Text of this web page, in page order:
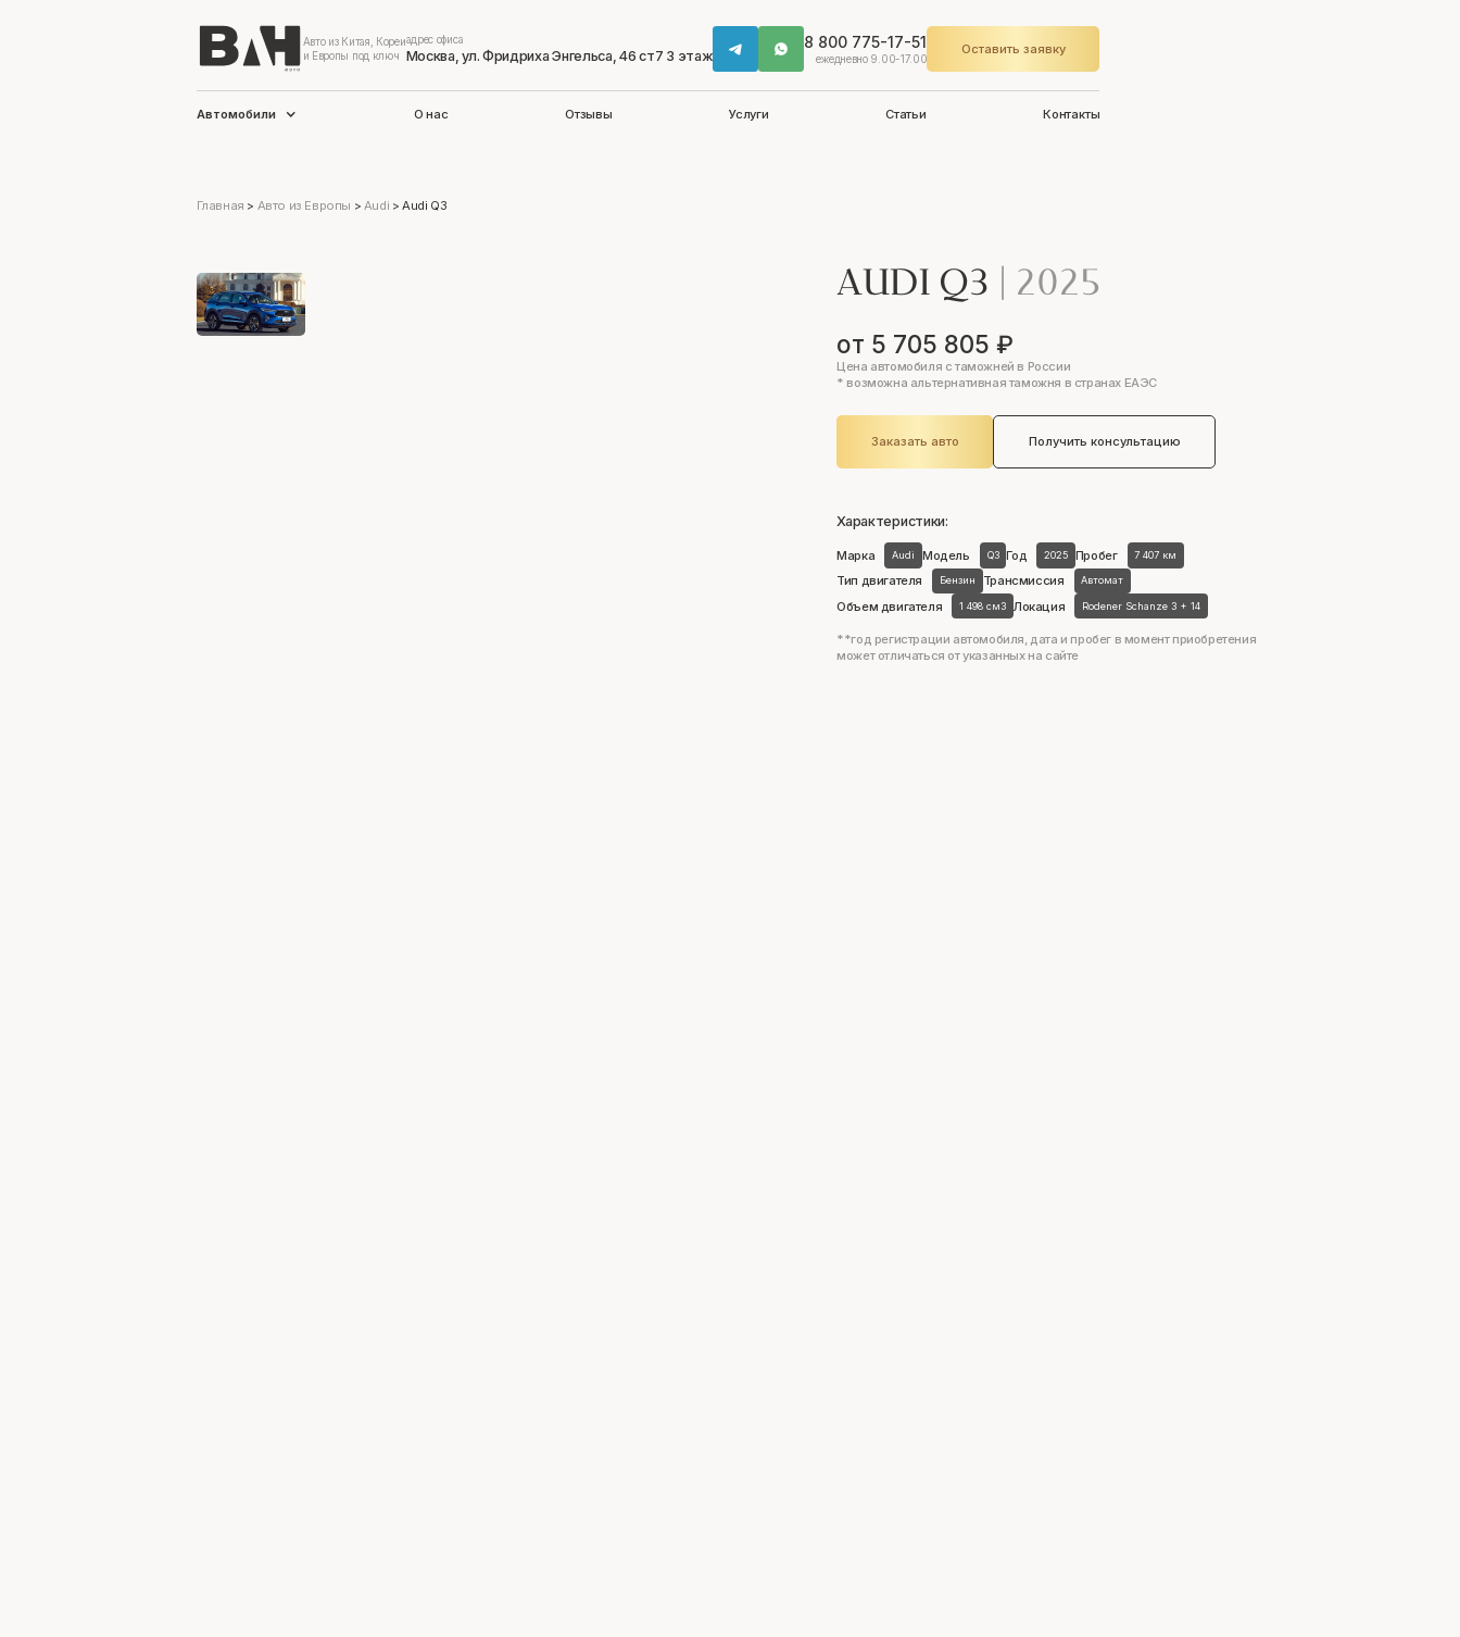
Авто из Китая, Кореи
и Европы под ключ
адрес офиса
Москва, ул. Фридриха Энгельса, 46 ст7 3 этаж
8 800 775-17-51
ежедневно 9.00-17.00
Оставить заявку
Автомобили О нас Отзывы Услуги Статьи Контакты
Главная > Авто из Европы > Audi >Audi Q3
AUDI Q3 | 2025
от 5 705 805 ₽
Цена автомобиля с таможней в России
* возможна альтернативная таможня в странах ЕАЭС
Заказать авто Получить консультацию
Характеристики:
Марка Audi Модель Q3 Год 2025 Пробег 7 407 км
Тип двигателя Бензин Трансмиссия Автомат
Объем двигателя 1 498 см3 Локация Rodener Schanze 3 + 14
**год регистрации автомобиля, дата и пробег в момент приобретения
может отличаться от указанных на сайте